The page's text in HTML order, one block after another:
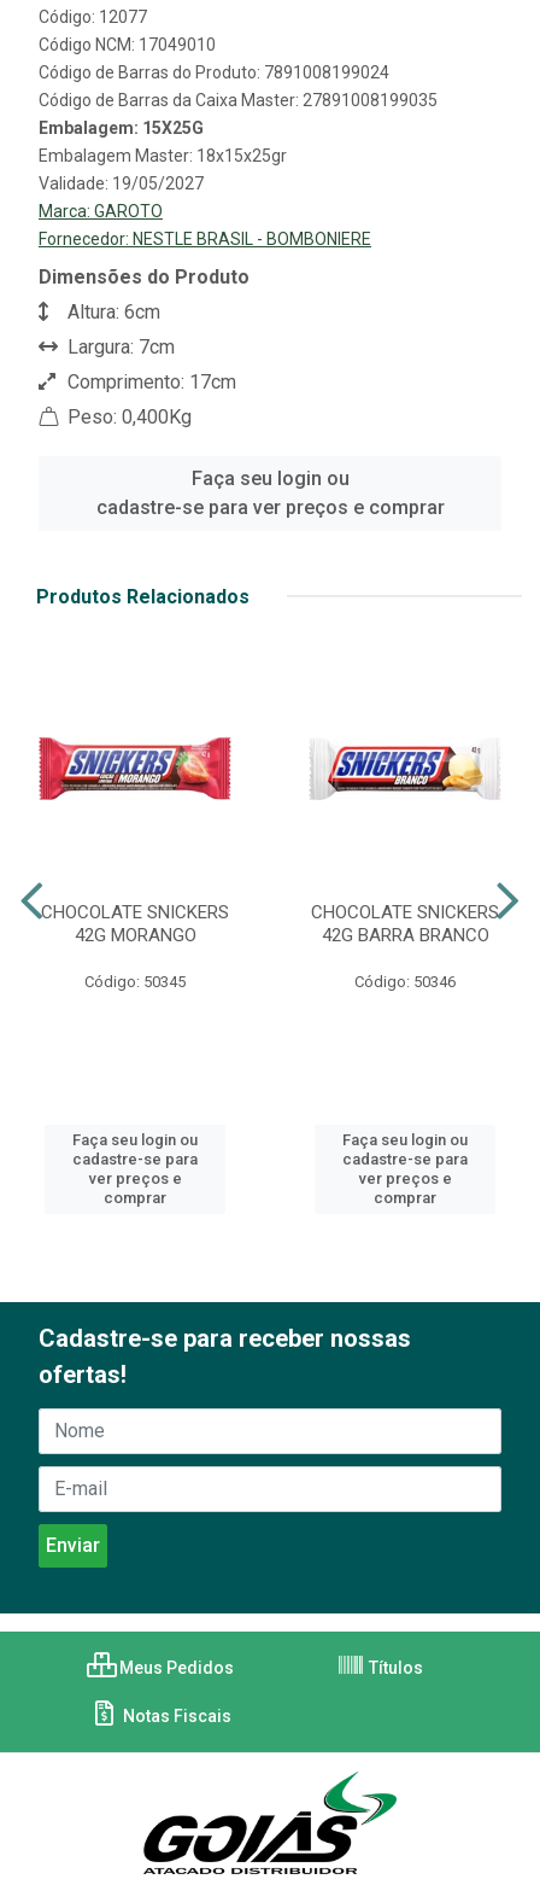
Código: 12077
Código NCM: 17049010
Código de Barras do Produto: 7891008199024
Código de Barras da Caixa Master: 27891008199035
Embalagem: 15X25G
Embalagem Master: 18x15x25gr
Validade: 19/05/2027
Marca: GAROTO
Fornecedor: NESTLE BRASIL - BOMBONIERE
Dimensões do Produto
Altura: 6cm
Largura: 7cm
Comprimento: 17cm
Peso: 0,400Kg
Faça seu login ou
cadastre-se para ver preços e comprar
Produtos Relacionados
CHOCOLATE SNICKERS
42G MORANGO
Código: 50345
Faça seu login ou
cadastre-se para
ver preços e
comprar
CHOCOLATE SNICKERS
42G BARRA BRANCO
Código: 50346
Faça seu login ou
cadastre-se para
ver preços e
comprar
Cadastre-se para receber nossas
ofertas!
Meus Pedidos Títulos
Notas Fiscais